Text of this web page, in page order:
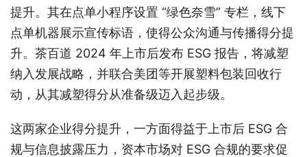
提升。其在点单小程序设置 “绿色奈雪” 专栏，线下
点单机器展示宣传标语，使得公众沟通与传播得分提
升。茶百道 2024 年上市后发布 ESG 报告，将减塑
纳入发展战略，并联合美团等开展塑料包装回收行
动，从其减塑得分从准备级迈入起步级。
这两家企业得分提升，一方面得益于上市后 ESG 合
规与信息披露压力，资本市场对 ESG 合规的要求促